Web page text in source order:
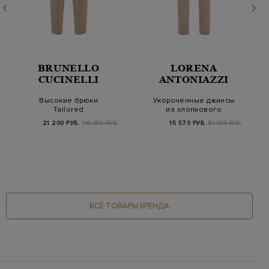
BRUNELLO
CUCINELLI
Высокие брюки
Tailored
складками
21 200 РУБ. 106 000 РУБ.
LORENA
ANTONIAZZI
Укороченные джинсы
из хлопкового
т…
15 570 РУБ. 51 900 РУБ.
ВСЕ ТОВАРЫ БРЕНДА